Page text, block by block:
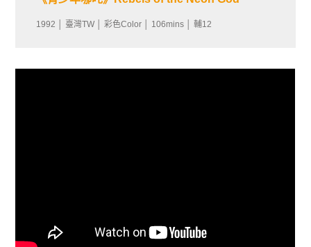
1992 │ 臺灣TW │ 彩色Color │ 106mins │ 輔12